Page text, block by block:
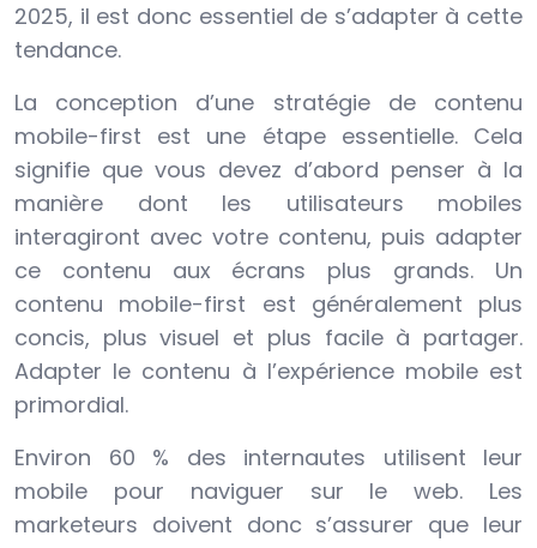
2025, il est donc essentiel de s’adapter à cette
tendance.
La conception d’une stratégie de contenu
mobile-first est une étape essentielle. Cela
signifie que vous devez d’abord penser à la
manière dont les utilisateurs mobiles
interagiront avec votre contenu, puis adapter
ce contenu aux écrans plus grands. Un
contenu mobile-first est généralement plus
concis, plus visuel et plus facile à partager.
Adapter le contenu à l’expérience mobile est
primordial.
Environ 60 % des internautes utilisent leur
mobile pour naviguer sur le web. Les
marketeurs doivent donc s’assurer que leur